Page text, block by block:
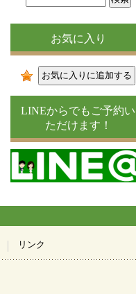
お気に入り
LINEからでもご予約い
ただけます！
リンク